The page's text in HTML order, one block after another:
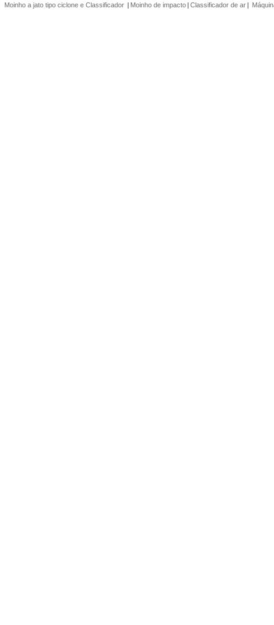
Moinho a jato tipo ciclone e Classificador | Moinho de impacto | Classificador de ar |